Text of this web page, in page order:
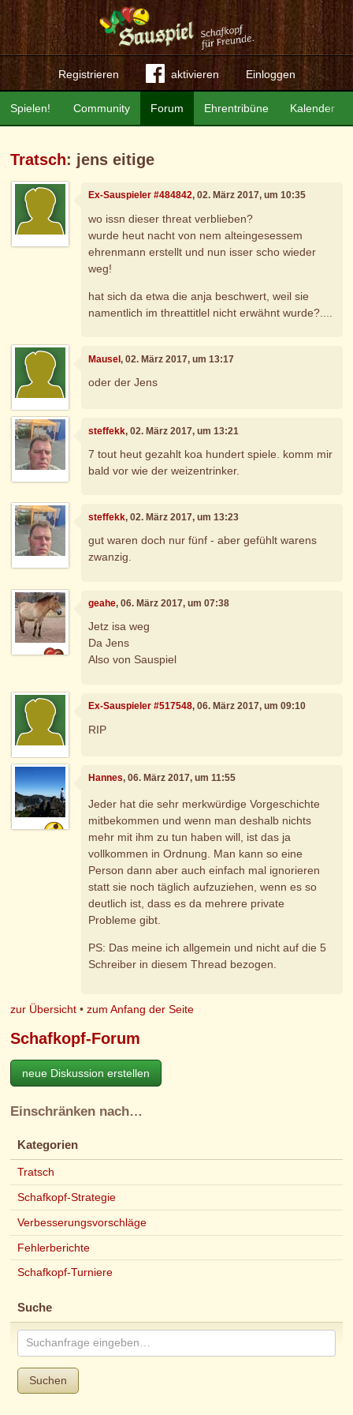
Registrieren aktivieren Einloggen
Community Forum Ehrentribüne Kalender
Spielen!
Tratsch: jens eitige
Ex-Sauspieler #484842, 02. März 2017, um 10:35
wo issn dieser threat verblieben?
wurde heut nacht von nem alteingesessem
ehrenmann erstellt und nun isser scho wieder
weg!
hat sich da etwa die anja beschwert, weil sie
namentlich im threattitlel nicht erwähnt wurde?....
Mausel, 02. März 2017, um 13:17
oder der Jens
steffekk, 02. März 2017, um 13:21
7 tout heut gezahlt koa hundert spiele. komm mir
bald vor wie der weizentrinker.
steffekk, 02. März 2017, um 13:23
gut waren doch nur fünf - aber gefühlt warens
zwanzig.
geahe, 06. März 2017, um 07:38
Jetz isa weg
Da Jens
Also von Sauspiel
Ex-Sauspieler #517548, 06. März 2017, um 09:10
RIP
Hannes, 06. März 2017, um 11:55
Jeder hat die sehr merkwürdige Vorgeschichte
mitbekommen und wenn man deshalb nichts
mehr mit ihm zu tun haben will, ist das ja
vollkommen in Ordnung. Man kann so eine
Person dann aber auch einfach mal ignorieren
statt sie noch täglich aufzuziehen, wenn es so
deutlich ist, dass es da mehrere private
Probleme gibt.
PS: Das meine ich allgemein und nicht auf die 5
Schreiber in diesem Thread bezogen.
zur Übersicht •zum Anfang der Seite
Schafkopf-Forum
neue Diskussion erstellen
Einschränken nach…
Kategorien
Tratsch
Schafkopf-Strategie
Verbesserungsvorschläge
Fehlerberichte
Schafkopf-Turniere
Suche
Suchen